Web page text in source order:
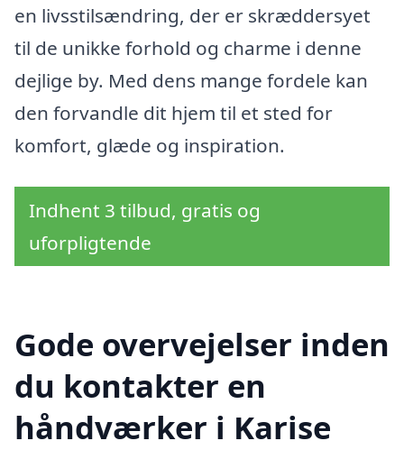
en livsstilsændring, der er skræddersyet
til de unikke forhold og charme i denne
dejlige by. Med dens mange fordele kan
den forvandle dit hjem til et sted for
komfort, glæde og inspiration.
Indhent 3 tilbud, gratis og
uforpligtende
Gode overvejelser inden
du kontakter en
håndværker i Karise